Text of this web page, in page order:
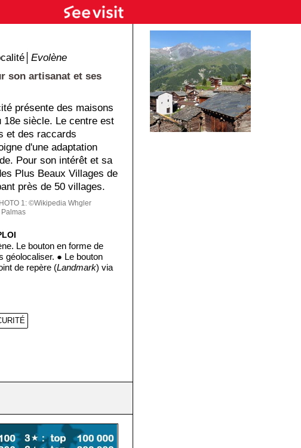
Evolène
son artisanat et ses
présente des maisons
18e siècle. Le centre est
et des raccards
d'une adaptation
Pour son intérêt et sa
Plus Beaux Villages de
près de 50 villages.
1: ©Wikipedia Whgler
Le bouton en forme de
géolocaliser. ● Le bouton
de repère (Landmark) via